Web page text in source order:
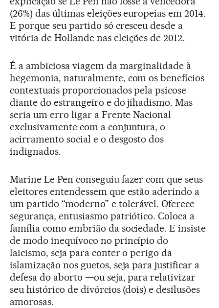
(26%) das últimas eleições europeias em 2014.
E porque seu partido só cresceu desde a
vitória de Hollande nas eleições de 2012.
É a ambiciosa viagem da marginalidade à
hegemonia, naturalmente, com os benefícios
contextuais proporcionados pela psicose
diante do estrangeiro e do jihadismo. Mas
seria um erro ligar a Frente Nacional
exclusivamente com a conjuntura, o
acirramento social e o desgosto dos
indignados.
Marine Le Pen conseguiu fazer com que seus
eleitores entendessem que estão aderindo a
um partido “moderno” e tolerável. Oferece
segurança, entusiasmo patriótico. Coloca a
família como embrião da sociedade. E insiste
de modo inequívoco no princípio do
laicismo, seja para conter o perigo da
islamização nos guetos, seja para justificar a
defesa do aborto —ou seja, para relativizar
seu histórico de divórcios (dois) e desilusões
amorosas.